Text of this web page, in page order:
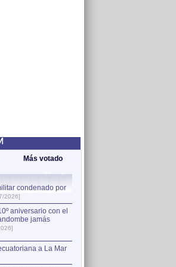
Más votado
condenado por
2026]
aniversario con el
jamás
a La Mar